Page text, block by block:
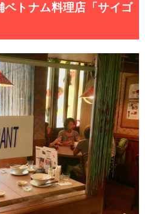
トナム料理店「サイゴ